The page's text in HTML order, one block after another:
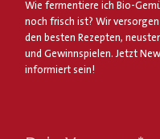
Wie fermentiere ich Bio-
noch frisch ist? Wir
den besten Rezepten,
und Gewinnspielen. Jetzt
informiert sein!